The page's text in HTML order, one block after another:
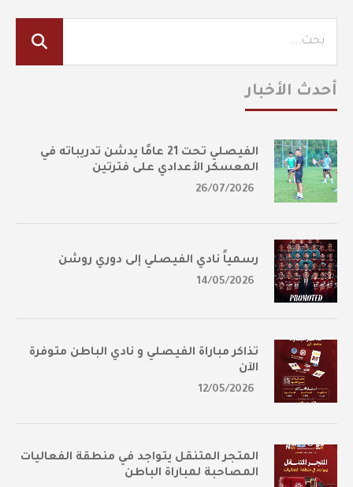
أحدث الأخبار
الفيصلي تحت 21 عامًا يدشن تدريباته في
المعسكر الأعدادي على فترتين
26/07/2026
رسمياً نادي الفيصلي إلى دوري روشن
14/05/2026
تذاكر مباراة الفيصلي و نادي الباطن متوفرة
الآن
12/05/2026
المتجر المتنقل يتواجد في منطقة الفعاليات
المصاحبة لمباراة الباطن